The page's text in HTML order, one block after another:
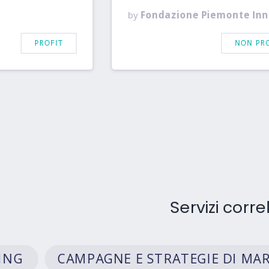
PROFIT
by Fondazione Piemonte Innova
NON
Servizi